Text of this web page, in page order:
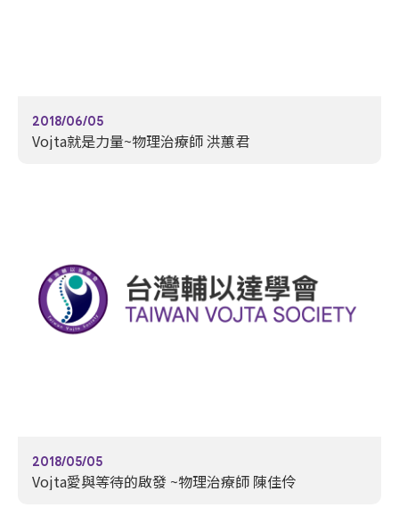
2018/06/05
Vojta就是力量~物理治療師 洪蕙君
2018/05/05
Vojta愛與等待的啟發 ~物理治療師 陳佳伶